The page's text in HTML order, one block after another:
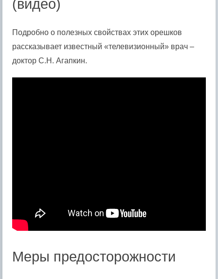
(видео)
Подробно о полезных свойствах этих орешков
рассказывает известный «телевизионный» врач –
доктор С.Н. Агапкин.
Меры предосторожности